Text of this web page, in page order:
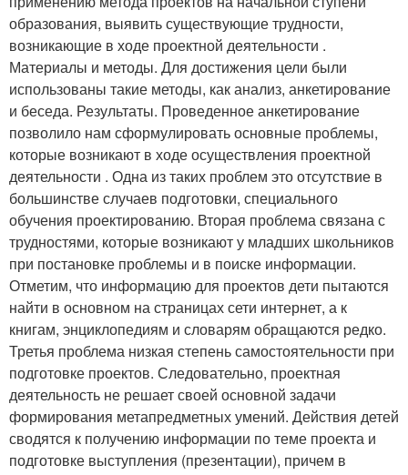
образования, выявить существующие трудности,
возникающие в ходе проектной деятельности .
Материалы и методы. Для достижения цели были
использованы такие методы, как анализ, анкетирование
и беседа. Результаты. Проведенное анкетирование
позволило нам сформулировать основные проблемы,
которые возникают в ходе осуществления проектной
деятельности . Одна из таких проблем это отсутствие в
большинстве случаев подготовки, специального
обучения проектированию. Вторая проблема связана с
трудностями, которые возникают у младших школьников
при постановке проблемы и в поиске информации.
Отметим, что информацию для проектов дети пытаются
найти в основном на страницах сети интернет, а к
книгам, энциклопедиям и словарям обращаются редко.
Третья проблема низкая степень самостоятельности при
подготовке проектов. Следовательно, проектная
деятельность не решает своей основной задачи
формирования метапредметных умений. Действия детей
сводятся к получению информации по теме проекта и
подготовке выступления (презентации), причем в